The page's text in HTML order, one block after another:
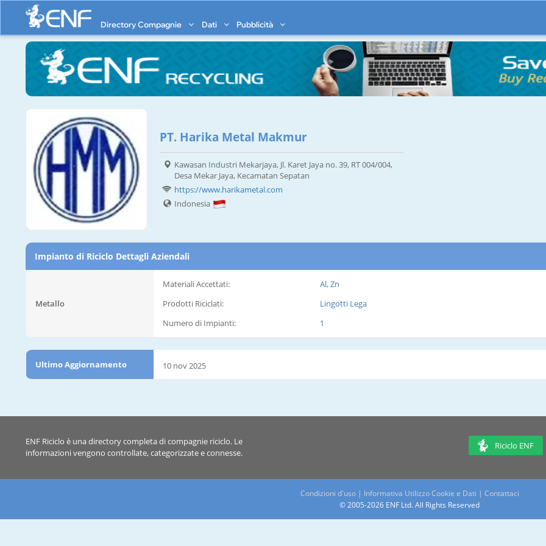
Directory Compagnie Dati Pubblicità
PT. Harika Metal Makmur
Kawasan Industri Mekarjaya, Jl. Karet Jaya no. 39, RT 004/004,
Desa Mekar Jaya, Kecamatan Sepatan
https://www.harikametal.com
Indonesia
Impianto di Riciclo Dettagli Aziendali
Metallo
Materiali Accettati:
Al, Zn
Prodotti Riciclati:
Lingotti Lega
Numero di Impianti:
1
Ultimo Aggiornamento 10 nov 2025
ENF Riciclo è una directory completa di compagnie riciclo. Le
informazioni vengono controllate, categorizzate e connesse.
Riciclo ENF
Condizioni d'uso| Informativa Utilizzo Cookie e Dati | Contattaci
© 2005-2026 ENF Ltd. All Rights Reserved